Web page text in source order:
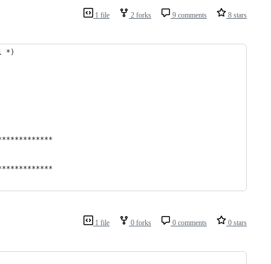
1 file 2 forks 9 comments 8 stars
*)
1 file 0 forks 0 comments 0 stars